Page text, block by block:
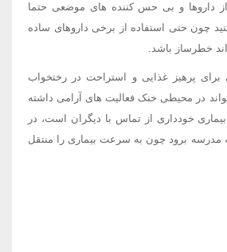
از داروها و بی حس کننده های موضعی حتما
چون حتی استفاده از برخی داروهای ساده
خطرساز باشد.
برای پرهیز غذایی و استراحت در رختخواب
در محیطی خنک فعالیت های آرامی داشته
خودداری از تماس با دیگران است، در
مدرسه برود چون به سرعت بیماری را منتقل